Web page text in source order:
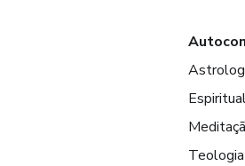
Teologia